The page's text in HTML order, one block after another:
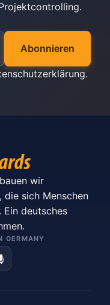
Abonnieren
.
wir
sich Menschen
deutsches
GERMANY